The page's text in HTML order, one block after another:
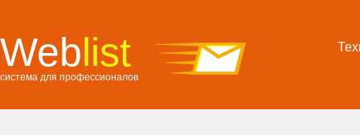
Weblist
система для профессионалов